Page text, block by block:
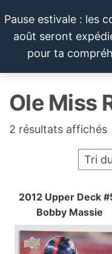
au
contenu
Pause estivale : les
août seront
pour ta
DU
Cartes
et
du
sport
pop
Ole Miss
2 résultats affichés
2012 Upper Deck
Bobby Massie